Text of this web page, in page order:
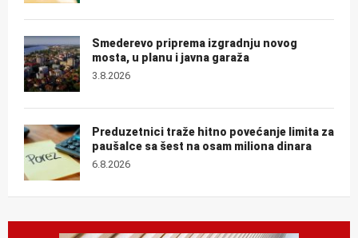
Smederevo priprema izgradnju novog
mosta, u planu i javna garaža
3.8.2026
Preduzetnici traže hitno povećanje limita za
paušalce sa šest na osam miliona dinara
6.8.2026